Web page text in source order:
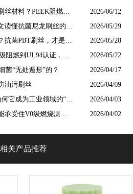
材料？PEEK阻燃刷
2026/06/12
懂抗菌尼龙刷丝的核
2026/05/29
抗菌PBT刷丝，才是母
者”
2026/05/28
阻燃到UL94认证，工
守护？
2026/05/22
菌“无处遁形”的？ 2026/04/17
油污刷丝 2026/04/09
它成为工业领域的“宠
2026/04/03
承受住V0级燃烧测
2026/04/02
相关产品推荐